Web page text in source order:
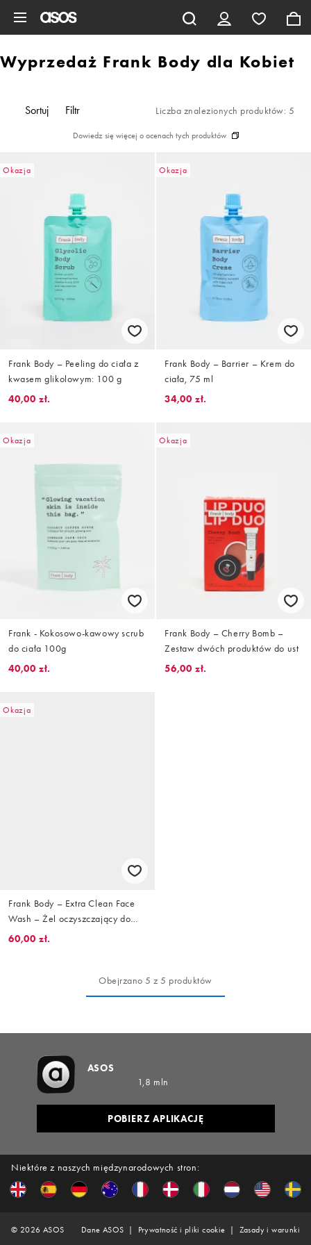
Wyprzedaż Frank Body dla Kobiet
Sortuj Filtr Liczba znalezionych produktów: 5
Dowiedz się więcej o ocenach tych produktów
Okazja
Frank Body – Peeling do ciała z
kwasem glikolowym: 100 g
40,00 zł.
Okazja
Frank Body – Barrier – Krem do
ciała, 75 ml
34,00 zł.
Okazja
Frank - Kokosowo-kawowy scrub
do ciała 100g
40,00 zł.
Okazja
Frank Body – Cherry Bomb –
Zestaw dwóch produktów do ust
56,00 zł.
Okazja
Frank Body – Extra Clean Face
Wash – Żel oczyszczający do
twarzy, 140 ml
60,00 zł.
Obejrzano 5 z 5 produktów
Niektóre z naszych międzynarodowych stron:
ASOS
1,8 mln
POBIERZ APLIKACJĘ
© 2026 ASOS Dane ASOS Prywatność i pliki cookie Zasady i warunki